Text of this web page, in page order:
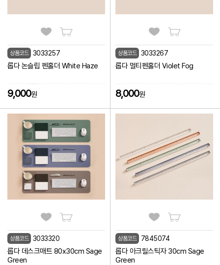
썸네
상품코드 3033257
롭다 논슬립 펜홀더 White Haze
9,000원
상품코드 3033267
롭다 멀티펜홀더 Violet Fog
8,000원
상품코드 3033320
롭다 데스크매트 80x30cm Sage
Green
상품코드 7845074
롭다 아크릴스틱자 30cm Sage
Green